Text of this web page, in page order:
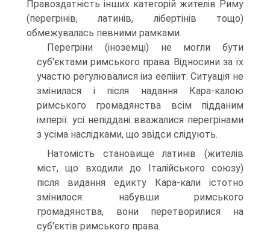
Правоздатність інших категорій жителів Риму
(перегрінів, латинів, лібертінів тощо)
обмежувалась певними рамками.
Перегріни (іноземці) не могли бути
суб'єктами римського права. Відносини за їх
участю регулювалися іиз еепііит. Ситуація не
змінилася і після надання Кара-калою
римського громадянства всім підданим
імперії: усі непіддані вважалися перегрінами
з усіма наслідками, що звідси слідують.
Натомість становище латинів (жителів
міст, що входили до Італійського союзу)
після видання едикту Кара-кали істотно
змінилося: набувши римського
громадянства, вони перетворилися на
суб'єктів римського права.